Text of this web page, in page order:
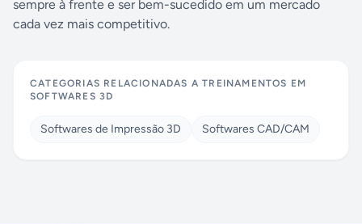
compromisso.
sempre à frente e ser bem-sucedido em um mercado
cada vez mais competitivo.
CATEGORIAS RELACIONADAS ATREINAMENTOS EM
SOFTWARES 3D
Softwares de Impressão 3D Softwares CAD/CAM